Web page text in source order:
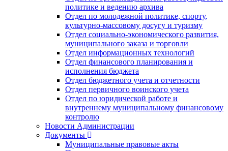
политике и ведению архива
Отдел по молодежной политике, спорту,
культурно-массовому досугу и туризму
Отдел социально-экономического развития,
муниципального заказа и торговли
Отдел информационных технологий
Отдел финансового планирования и
исполнения бюджета
Отдел бюджетного учета и отчетности
Отдел первичного воинского учета
Отдел по юридической работе и
внутреннему муниципальному финансовому
контролю
Новости Администрации
Документы
Муниципальные правовые акты